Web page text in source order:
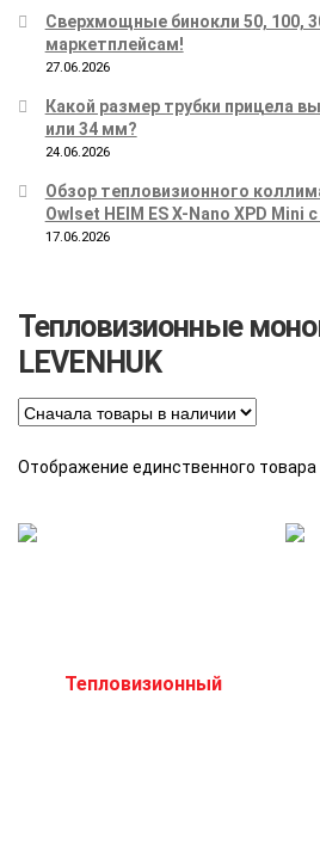
Сверхмощные бинокли 50, 100,
маркетплейсам!
27.06.2026
Какой размер трубки прицела
или 34 мм?
24.06.2026
Обзор тепловизионного
Owlset HEIM ES X-Nano XPD Mini
17.06.2026
Тепловизионные
LEVENHUK
Отображение единственного товара